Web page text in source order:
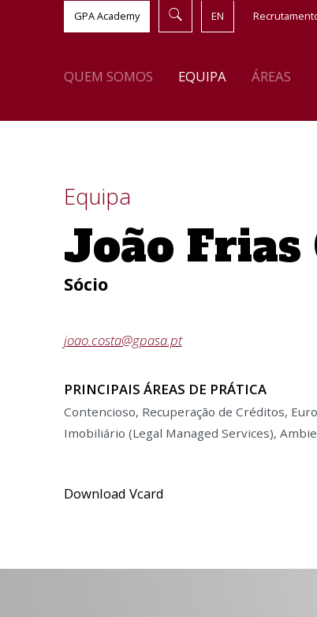
GPA Academy EN
QUEM SOMOS EQUIPA ÁREAS
Equipa
João Frias
Sócio
joao.costa@gpasa.pt
PRINCIPAIS ÁREAS DE PRÁTICA
Contencioso, Recuperação de Créditos,
Imobiliário (Legal Managed Services),
Download Vcard